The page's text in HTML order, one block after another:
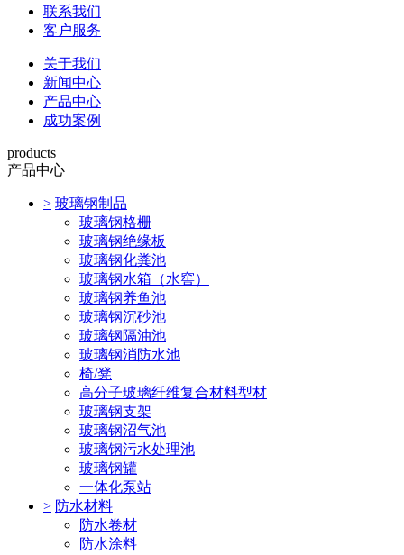
联系我们
客户服务
关于我们
新闻中心
产品中心
成功案例
products
产品中心
> 玻璃钢制品
玻璃钢格栅
玻璃钢绝缘板
玻璃钢化粪池
玻璃钢水箱（水窖）
玻璃钢养鱼池
玻璃钢沉砂池
玻璃钢隔油池
玻璃钢消防水池
椅/凳
高分子玻璃纤维复合材料型材
玻璃钢支架
玻璃钢沼气池
玻璃钢污水处理池
玻璃钢罐
一体化泵站
> 防水材料
防水卷材
防水涂料